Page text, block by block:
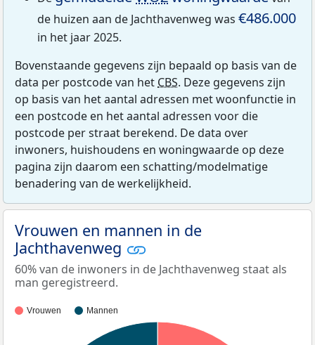
de huizen aan de Jachthavenweg was €486.000
in het jaar 2025.
Bovenstaande gegevens zijn bepaald op basis van de
data per postcode van het CBS. Deze gegevens zijn
op basis van het aantal adressen met woonfunctie in
een postcode en het aantal adressen voor die
postcode per straat berekend. De data over
inwoners, huishoudens en woningwaarde op deze
pagina zijn daarom een schatting/modelmatige
benadering van de werkelijkheid.
Vrouwen en mannen in de
Jachthavenweg
60% van de inwoners in de Jachthavenweg staat als
man geregistreerd.
Vrouwen Mannen